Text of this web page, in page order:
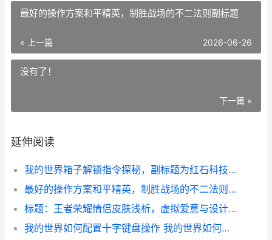
最好的操作方案和平精英，制胜战场的不二法则副标题
« 上一篇 2026-06-26
没有了！
下一篇 »
延伸阅读
我的世界箱子解锁指令探秘，副标题为红石科技与权限管理的艺术
最好的操作方案和平精英，制胜战场的不二法则副标题
标题：王者荣耀情侣皮肤浅析，虚拟爱意与设计美学的交织
我的世界如何配置十字键盘操作 我的世界如何配置电脑